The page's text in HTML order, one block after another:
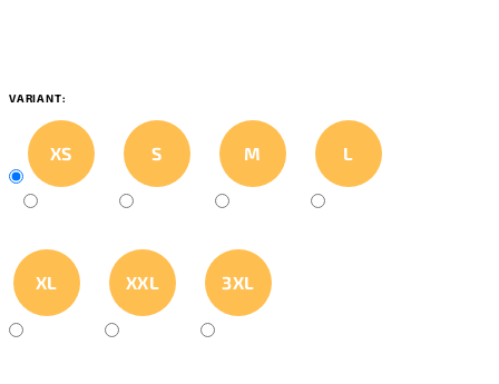
VARIANT:
XS S M L
XL XXL 3XL